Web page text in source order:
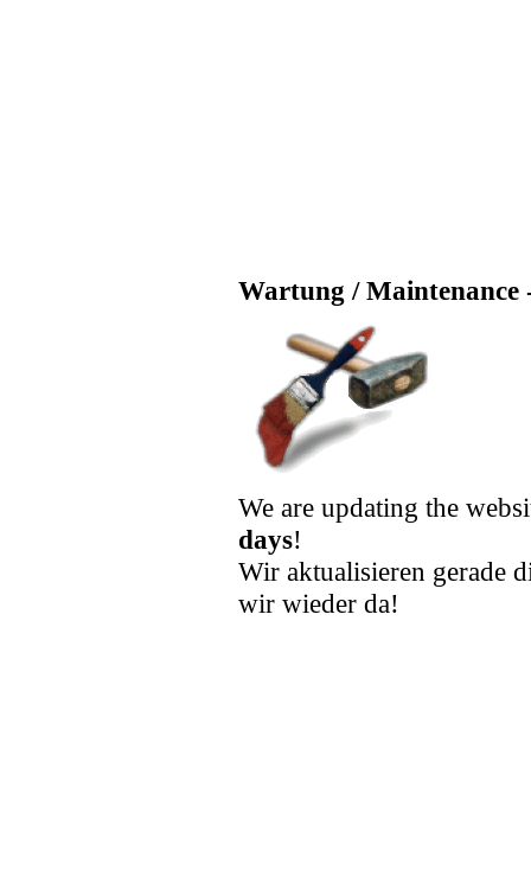
Wartung / Maintenance
We are updating the
days!
Wir aktualisieren gerade
wir wieder da!